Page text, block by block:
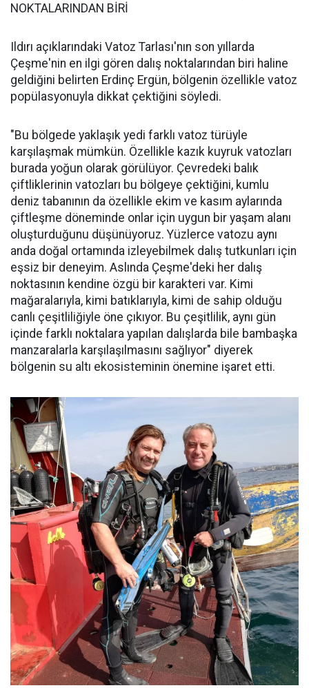
NOKTALARINDAN BİRİ
Ildırı açıklarındaki Vatoz Tarlası'nın son yıllarda
Çeşme'nin en ilgi gören dalış noktalarından biri haline
geldiğini belirten Erdinç Ergün, bölgenin özellikle vatoz
popülasyonuyla dikkat çektiğini söyledi.
"Bu bölgede yaklaşık yedi farklı vatoz türüyle
karşılaşmak mümkün. Özellikle kazık kuyruk vatozları
burada yoğun olarak görülüyor. Çevredeki balık
çiftliklerinin vatozları bu bölgeye çektiğini, kumlu
deniz tabanının da özellikle ekim ve kasım aylarında
çiftleşme döneminde onlar için uygun bir yaşam alanı
oluşturduğunu düşünüyoruz. Yüzlerce vatozu aynı
anda doğal ortamında izleyebilmek dalış tutkunları için
eşsiz bir deneyim. Aslında Çeşme'deki her dalış
noktasının kendine özgü bir karakteri var. Kimi
mağaralarıyla, kimi batıklarıyla, kimi de sahip olduğu
canlı çeşitliliğiyle öne çıkıyor. Bu çeşitlilik, aynı gün
içinde farklı noktalara yapılan dalışlarda bile bambaşka
manzaralarla karşılaşılmasını sağlıyor" diyerek
bölgenin su altı ekosisteminin önemine işaret etti.